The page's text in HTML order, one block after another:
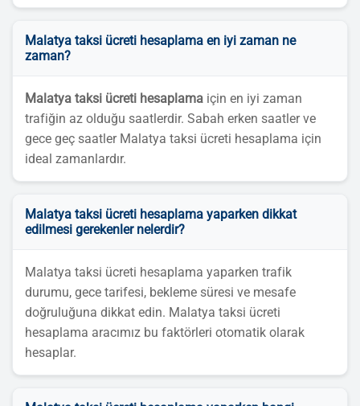
Malatya taksi ücreti hesaplama en iyi zaman ne
zaman?
Malatya taksi ücreti hesaplama için en iyi zaman
trafiğin az olduğu saatlerdir. Sabah erken saatler ve
gece geç saatler Malatya taksi ücreti hesaplama için
ideal zamanlardır.
Malatya taksi ücreti hesaplama yaparken dikkat
edilmesi gerekenler nelerdir?
Malatya taksi ücreti hesaplama yaparken trafik
durumu, gece tarifesi, bekleme süresi ve mesafe
doğruluğuna dikkat edin. Malatya taksi ücreti
hesaplama aracımız bu faktörleri otomatik olarak
hesaplar.